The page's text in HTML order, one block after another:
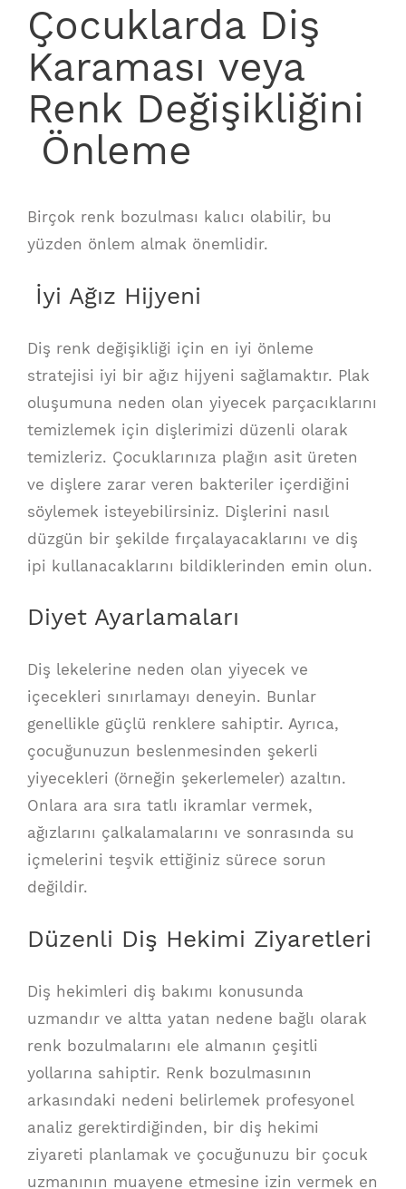
Çocuklarda Diş
Karaması veya
Renk Değişikliğini
Önleme
Birçok renk bozulması kalıcı olabilir, bu
yüzden önlem almak önemlidir.
İyi Ağız Hijyeni
Diş renk değişikliği için en iyi önleme
stratejisi iyi bir ağız hijyeni sağlamaktır. Plak
oluşumuna neden olan yiyecek parçacıklarını
temizlemek için dişlerimizi düzenli olarak
temizleriz. Çocuklarınıza plağın asit üreten
ve dişlere zarar veren bakteriler içerdiğini
söylemek isteyebilirsiniz. Dişlerini nasıl
düzgün bir şekilde fırçalayacaklarını ve diş
ipi kullanacaklarını bildiklerinden emin olun.
Diyet Ayarlamaları
Diş lekelerine neden olan yiyecek ve
içecekleri sınırlamayı deneyin. Bunlar
genellikle güçlü renklere sahiptir. Ayrıca,
çocuğunuzun beslenmesinden şekerli
yiyecekleri (örneğin şekerlemeler) azaltın.
Onlara ara sıra tatlı ikramlar vermek,
ağızlarını çalkalamalarını ve sonrasında su
içmelerini teşvik ettiğiniz sürece sorun
değildir.
Düzenli Diş Hekimi Ziyaretleri
Diş hekimleri diş bakımı konusunda
uzmandır ve altta yatan nedene bağlı olarak
renk bozulmalarını ele almanın çeşitli
yollarına sahiptir. Renk bozulmasının
arkasındaki nedeni belirlemek profesyonel
analiz gerektirdiğinden, bir diş hekimi
ziyareti planlamak ve çocuğunuzu bir çocuk
uzmanının muayene etmesine izin vermek en